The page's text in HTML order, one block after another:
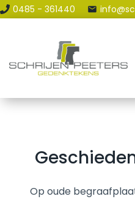
0485 - 361440
Home
Assortiment
Blog
Op oude